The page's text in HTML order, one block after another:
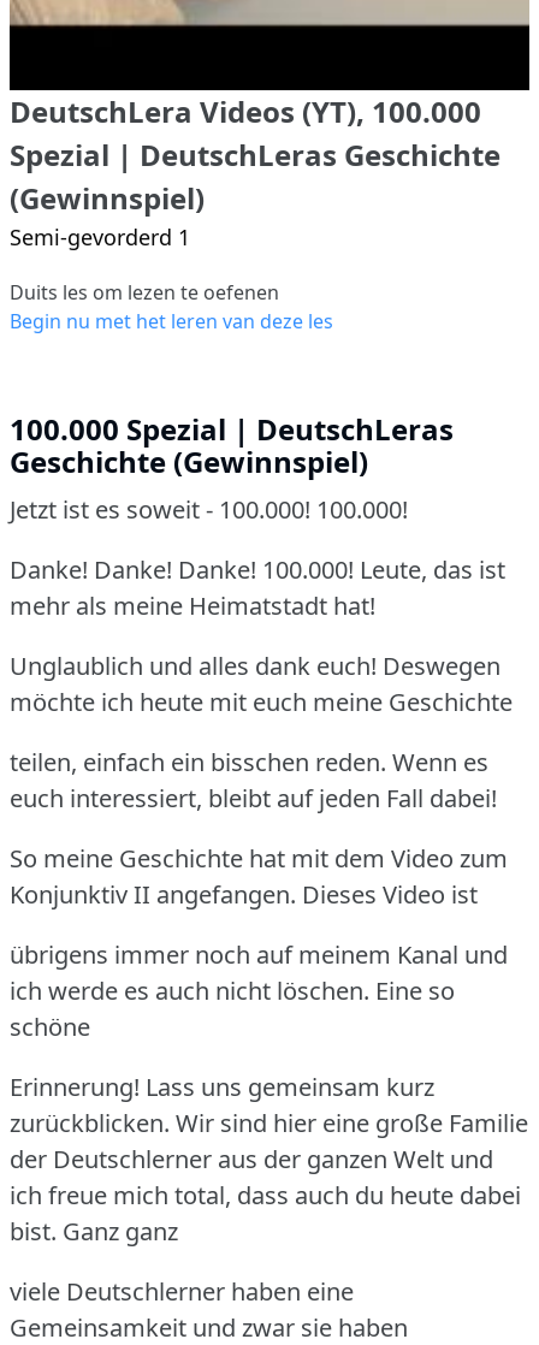
DeutschLera Videos (YT), 100.000
Spezial | DeutschLeras Geschichte
(Gewinnspiel)
Semi-gevorderd 1
Duits les om lezen te oefenen
Begin nu met het leren van deze les
100.000 Spezial | DeutschLeras
Geschichte (Gewinnspiel)
Jetzt ist es soweit - 100.000! 100.000!
Danke! Danke! Danke! 100.000! Leute, das ist
mehr als meine Heimatstadt hat!
Unglaublich und alles dank euch! Deswegen
möchte ich heute mit euch meine Geschichte
teilen, einfach ein bisschen reden. Wenn es
euch interessiert, bleibt auf jeden Fall dabei!
So meine Geschichte hat mit dem Video zum
Konjunktiv II angefangen. Dieses Video ist
übrigens immer noch auf meinem Kanal und
ich werde es auch nicht löschen. Eine so
schöne
Erinnerung! Lass uns gemeinsam kurz
zurückblicken. Wir sind hier eine große Familie
der Deutschlerner aus der ganzen Welt und
ich freue mich total, dass auch du heute dabei
bist. Ganz ganz
viele Deutschlerner haben eine
Gemeinsamkeit und zwar sie haben